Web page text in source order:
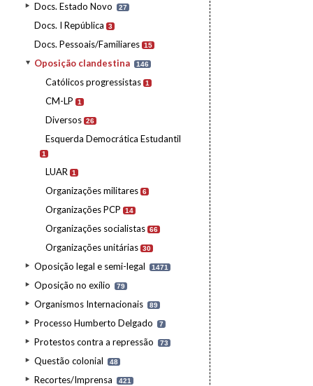
Docs. Estado Novo 27
Docs. I República 3
Docs. Pessoais/Familiares 15
Oposição clandestina 146
Católicos progressistas 1
CM-LP 1
Diversos 26
Esquerda Democrática Estudantil
1
LUAR 1
Organizações militares 6
Organizações PCP 14
Organizações socialistas 66
Organizações unitárias 30
Oposição legal e semi-legal 1471
Oposição no exílio 79
Organismos Internacionais 89
Processo Humberto Delgado 7
Protestos contra a repressão 73
Questão colonial 48
Recortes/Imprensa 421